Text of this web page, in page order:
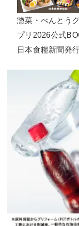
惣菜・べんとう
プリ2026公式
日本食糧新聞発